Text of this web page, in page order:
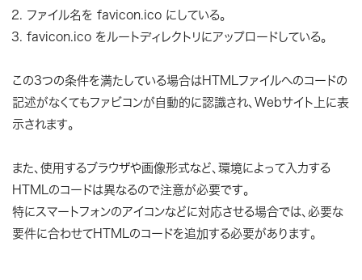
ファイル名を favicon.ico にしている。
favicon.ico をルートディレクトリにアップロードしている。
この3つの条件を満たしている場合はHTMLファイルへのコードの
記述がなくてもファビコンが自動的に認識され、Webサイト上に表
示されます。
また、使用するブラウザや画像形式など、環境によって入力する
HTMLのコードは異なるので注意が必要です。
特にスマートフォンのアイコンなどに対応させる場合では、必要な
要件に合わせてHTMLのコードを追加する必要があります。